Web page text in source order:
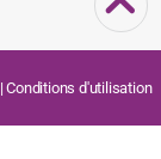
|Conditions d'utilisation